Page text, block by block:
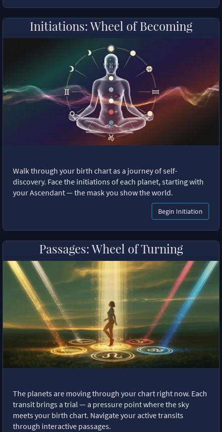
Initiations: Wheel of Becoming
Walk through your birth chart as a journey of self-
discovery. Face the initiations of each planet, starting with
your Ascendant — the mask you show the world.
Begin Initiation
Passages: Wheel of Turning
The planets are moving through your chart right now. Each
transit brings a trial — a pressure point where the sky
meets your birth chart. Navigate your active transits
through interactive passages.